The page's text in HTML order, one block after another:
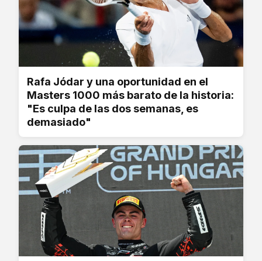
Rafa Jódar y una oportunidad en el
Masters 1000 más barato de la historia:
"Es culpa de las dos semanas, es
demasiado"